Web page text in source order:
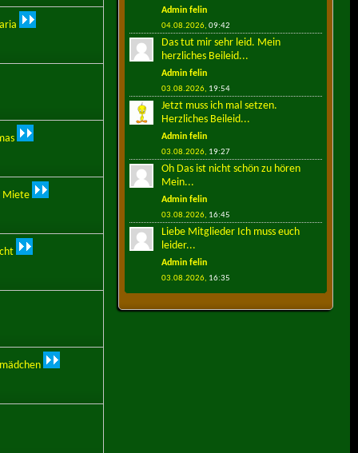
Miete
Admin felin
04.08.2026, 09:42
Das tut mir sehr leid. Mein
herzliches Beileid...
Admin felin
03.08.2026, 19:54
Jetzt muss ich mal setzen.
Herzliches Beileid...
Admin felin
03.08.2026, 19:27
Oh Das ist nicht schön zu hören
Mein...
Admin felin
03.08.2026, 16:45
Liebe Mitglieder Ich muss euch
leider...
Admin felin
03.08.2026, 16:35